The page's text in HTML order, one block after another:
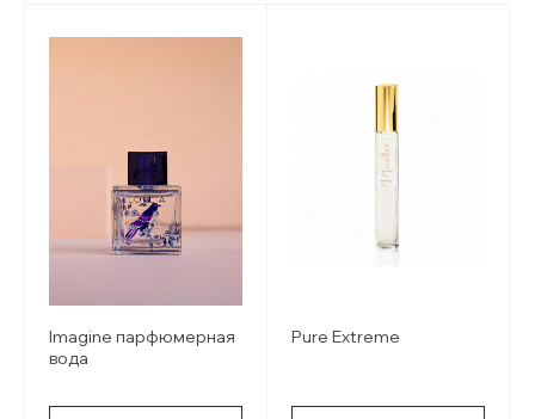
Imagine парфюмерная
вода
Pure Extreme